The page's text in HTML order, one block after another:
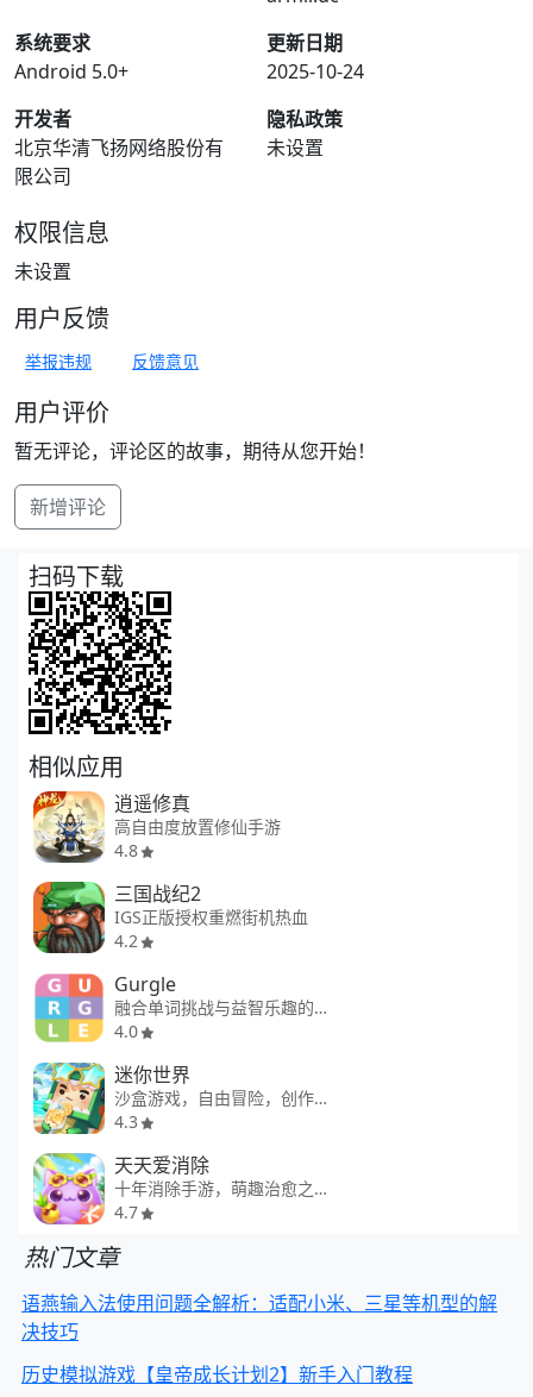
系统要求
Android 5.0+
更新日期
2025-10-24
开发者
北京华清飞扬网络股份有
限公司
隐私政策
未设置
权限信息
未设置
用户反馈
举报违规 反馈意见
用户评价
暂无评论，评论区的故事，期待从您开始！
新增评论
扫码下载
相似应用
逍遥修真
高自由度放置修仙手游
4.8
三国战纪2
IGS正版授权重燃街机热血
4.2
Gurgle
融合单词挑战与益智乐趣的个性化解字谜游戏
4.0
迷你世界
沙盒游戏，自由冒险，创作互动
4.3
天天爱消除
十年消除手游，萌趣治愈之旅
4.7
热门文章
语燕输入法使用问题全解析：适配小米、三星等机型的解
决技巧
历史模拟游戏【皇帝成长计划2】新手入门教程